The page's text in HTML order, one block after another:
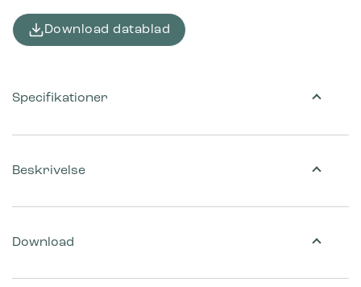
Download datablad
Beskrivelse
Download
Specifikationer